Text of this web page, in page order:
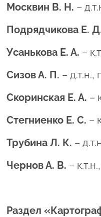
Москвин В. Н. –
Подрядчикова Е.
Усанькова Е. А. –
Сизов А. П. –
Скоринская Е. А. –
Стегниенко Е. С. –
Трубина Л. К. –
Чернов А. В. –
Раздел